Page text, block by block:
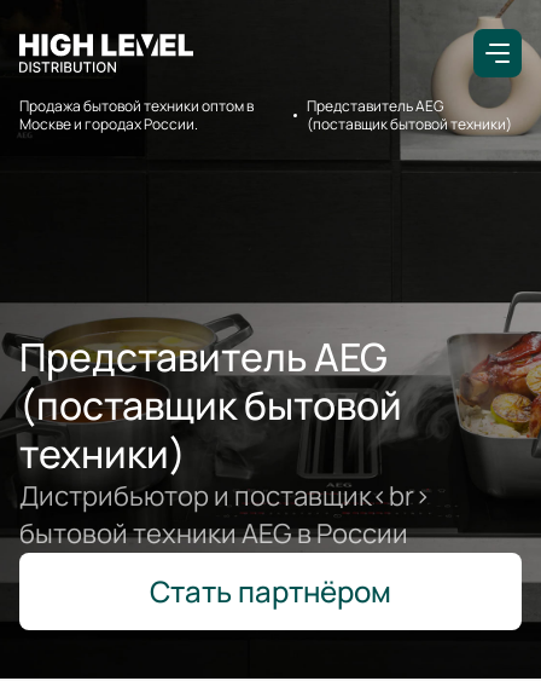
Продажа бытовой техники оптом в
Москве и городах России.
Представитель AEG
(поставщик бытовой техники)
Представитель AEG
(поставщик бытовой
техники)
Дистрибьютор и поставщик<br>
бытовой техники AEG в России
Стать партнёром